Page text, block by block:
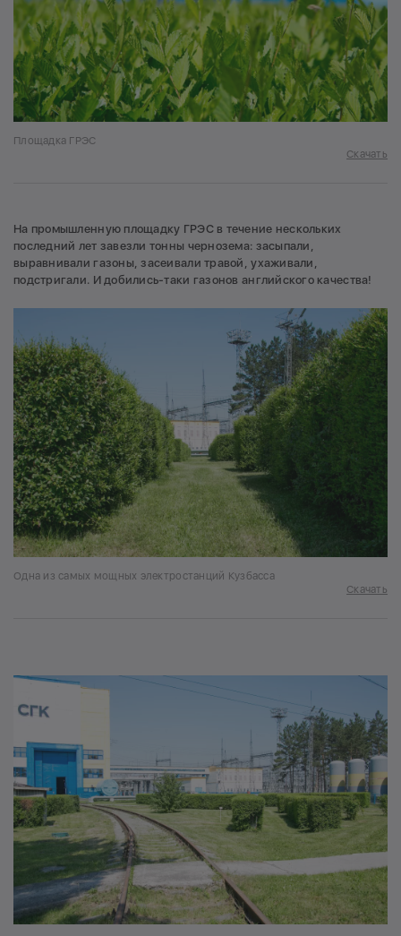
Площадка ГРЭС
Скачать
На промышленную площадку ГРЭС в течение нескольких
последний лет завезли тонны чернозема: засыпали,
выравнивали газоны, засеивали травой, ухаживали,
подстригали. И добились-таки газонов английского качества!
Одна из самых мощных электростанций Кузбасса
Скачать